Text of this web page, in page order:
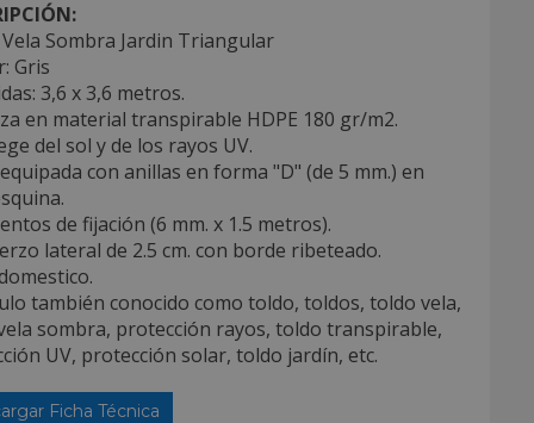
Sombra Jardin Triangular
Gris
3,6 x 3,6 metros.
en material transpirable HDPE 180 gr/m2.
del sol y de los rayos UV.
con anillas en forma "D" (de 5 mm.) en
de fijación (6 mm. x 1.5 metros).
lateral de 2.5 cm. con borde ribeteado.
también conocido como toldo, toldos, toldo vela,
sombra, protección rayos, toldo transpirable,
UV, protección solar, toldo jardín, etc.
Ficha Técnica